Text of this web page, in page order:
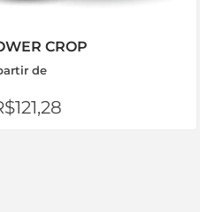
CROP
de
121,28